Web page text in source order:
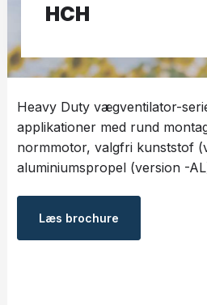
HCH​
Heavy Duty vægventilator-
applikationer med rund
normmotor, valgfri kunststof
aluminiumspropel (version -
Læs ​brochure